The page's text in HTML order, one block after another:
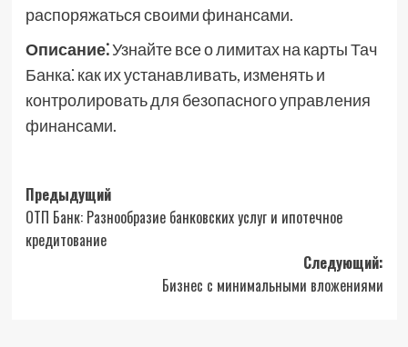
распоряжаться своими финансами.
Описание⁚Узнайте все о лимитах на карты Тач
Банка⁚ как их устанавливать, изменять и
контролировать для безопасного управления
финансами.
Навигация
записи
Предыдущий
ОТП Банк: Разнообразие банковских услуг и ипотечное
кредитование
Следующий:
Бизнес с минимальными вложениями